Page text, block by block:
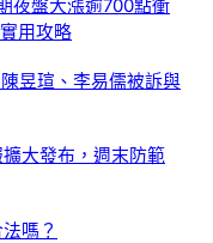
夜盤大漲逾700點衝
用攻略
昱瑄、李易儒被訴與
大發布，週末防範
嗎？